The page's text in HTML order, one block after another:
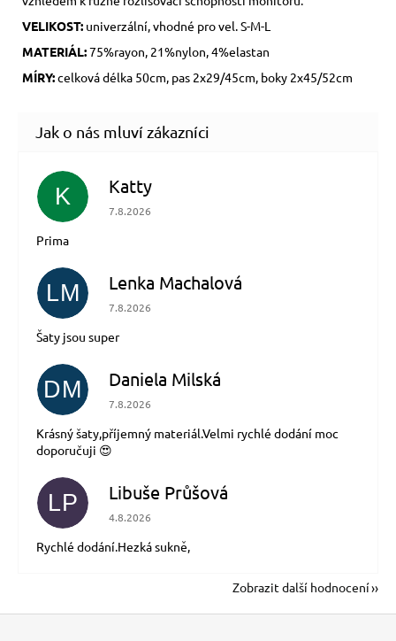
VELIKOST: univerzální, vhodné pro vel. S-M-L
MATERIÁL:75%rayon, 21%nylon, 4%elastan
MÍRY:celková délka 50cm, pas 2x29/45cm, boky 2x45/52cm
K Katty
Hodnocení obchodu je 5 z 5 hvězdiček.
7.8.2026
Prima
LM Lenka Machalová
Hodnocení obchodu je 5 z 5 hvězdiček.
7.8.2026
Šaty jsou super
DM Daniela Milská
Hodnocení obchodu je 5 z 5 hvězdiček.
7.8.2026
Krásný šaty,příjemný materiál.Velmi rychlé dodání moc
doporučuji 😍
LP Libuše Průšová
Hodnocení obchodu je 5 z 5 hvězdiček.
4.8.2026
Rychlé dodání.Hezká sukně,
Zobrazit další hodnocení